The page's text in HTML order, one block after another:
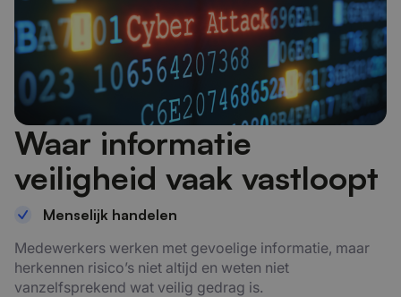
Waar informatie
veiligheid vaak vastloopt
Menselijk handelen
Medewerkers werken met gevoelige informatie, maar
herkennen risico’s niet altijd en weten niet
vanzelfsprekend wat veilig gedrag is.